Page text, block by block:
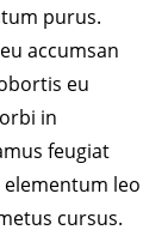
purus.
accumsan
eu
in
feugiat
leo
cursus.